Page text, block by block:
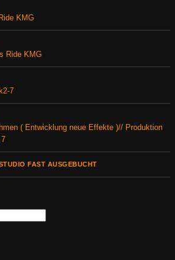
KMG
Ride KMG
7
( Entwicklung neue Effekte )// Produktion
FAST AUSGEBUCHT